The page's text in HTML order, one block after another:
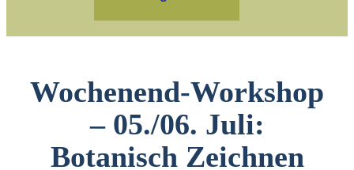
Wochenend-Workshop
– 05./06. Juli:
Botanisch Zeichnen